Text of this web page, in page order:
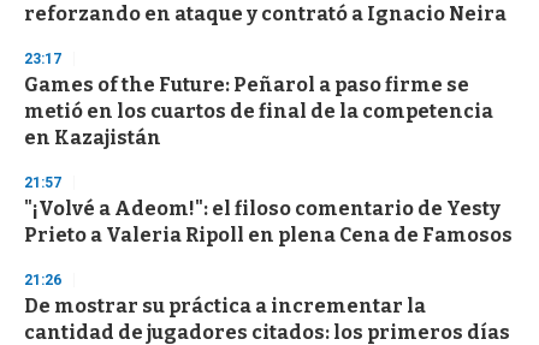
reforzando en ataque y contrató a Ignacio Neira
23:17
Games of the Future: Peñarol a paso firme se
metió en los cuartos de final de la competencia
en Kazajistán
21:57
"¡Volvé a Adeom!": el filoso comentario de Yesty
Prieto a Valeria Ripoll en plena Cena de Famosos
21:26
De mostrar su práctica a incrementar la
cantidad de jugadores citados: los primeros días